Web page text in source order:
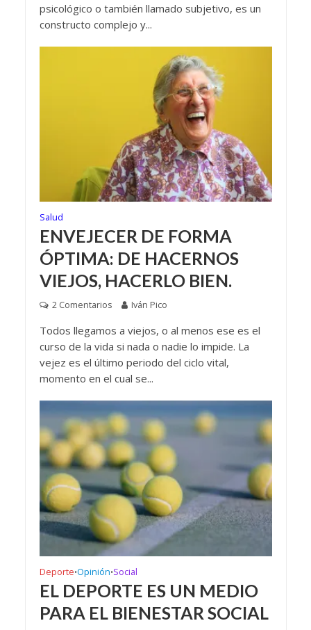
psicológico o también llamado subjetivo, es un
constructo complejo y...
Salud
ENVEJECER DE FORMA
ÓPTIMA: DE HACERNOS
VIEJOS, HACERLO BIEN.
2 Comentarios Iván Pico
Todos llegamos a viejos, o al menos ese es el
curso de la vida si nada o nadie lo impide. La
vejez es el último periodo del ciclo vital,
momento en el cual se...
Deporte•Opinión•Social
EL DEPORTE ES UN MEDIO
PARA EL BIENESTAR SOCIAL